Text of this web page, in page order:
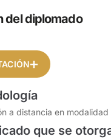
del diplomado
a distancia en modalidad
que se